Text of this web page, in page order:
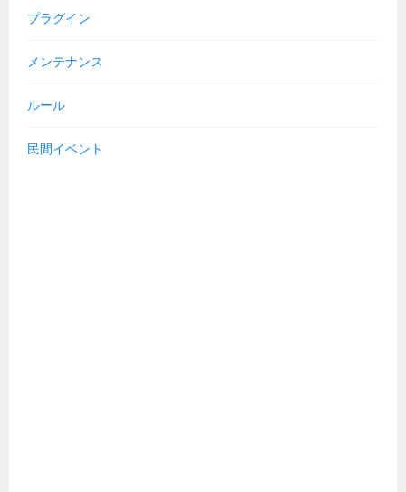
プラグイン
メンテナンス
ルール
民間イベント